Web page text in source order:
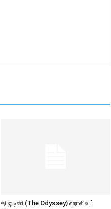
தி ஒடிஸி (The Odyssey) ஹாலிவுட்